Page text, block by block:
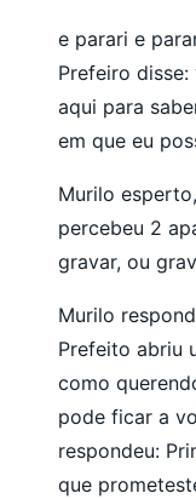
e parari e
Prefeiro
aqui para
em que eu
Murilo
percebeu 2
gravar, ou
Murilo
Prefeito abriu
como
pode ficar a
respondeu:
que